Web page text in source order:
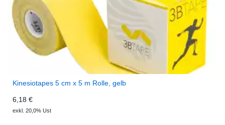
Kinesiotapes 5 cm x 5 m Rolle, gelb
6,18 €
exkl. 20,0% Ust